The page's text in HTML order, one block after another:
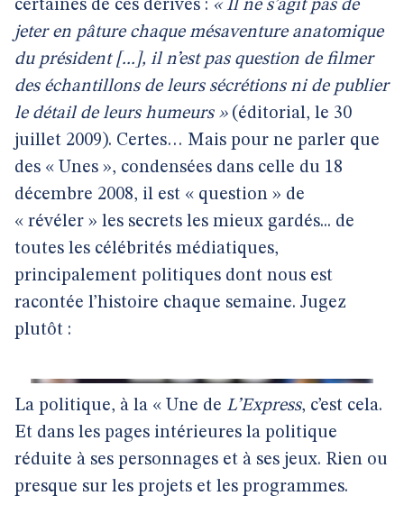
certaines de ces dérives : « Il ne s’agit pas de
jeter en pâture chaque mésaventure anatomique
du président [...], il n’est pas question de filmer
des échantillons de leurs sécrétions ni de publier
le détail de leurs humeurs » (éditorial, le 30
juillet 2009). Certes… Mais pour ne parler que
des « Unes », condensées dans celle du 18
décembre 2008, il est « question » de
« révéler » les secrets les mieux gardés... de
toutes les célébrités médiatiques,
principalement politiques dont nous est
racontée l’histoire chaque semaine. Jugez
plutôt :
La politique, à la « Une de L’Express, c’est cela.
Et dans les pages intérieures la politique
réduite à ses personnages et à ses jeux. Rien ou
presque sur les projets et les programmes.